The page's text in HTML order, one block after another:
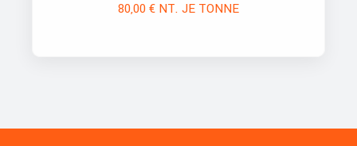
80,00 € NT. JE TONNE